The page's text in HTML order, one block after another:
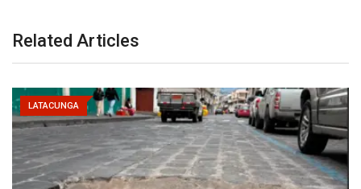
Related Articles
LATACUNGA